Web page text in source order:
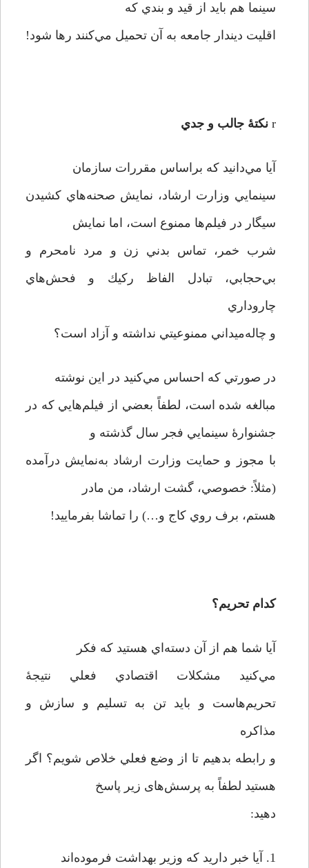
سينما هم بايد از قيد و بندي كه
اقليت ديندار جامعه به آن تحميل مي‌كنند رها شود!
r نكتۀ جالب و جدي
آيا مي‌دانيد كه براساس مقررات سازمان
سينمايي وزارت ارشاد، نمايش صحنه‌هاي كشيدن
سيگار در فيلم‌ها ممنوع است، اما نمايش
شرب خمر، تماس بدني زن و مرد نامحرم و
بي‌حجابي، تبادل الفاظ ركيك و فحش‌هاي
چاروداري
و چاله‌ميداني ممنوعيتي نداشته و آزاد است؟
در صورتي كه احساس مي‌كنيد در اين نوشته
مبالغه شده است، لطفاً بعضي از فيلم‌هايي كه در
جشنوارۀ سينمايي فجر سال گذشته و
با مجوز و حمايت وزارت ارشاد به‌نمايش درآمده
(مثلاً: خصوصي، گشت ارشاد، من مادر
هستم، برف روي كاج و…) را تماشا بفرماييد!
كدام تحريم؟
آيا شما هم از آن دسته‌اي هستيد كه فكر
مي‌كنيد مشكلات اقتصادي فعلي نتيجۀ
تحريم‌هاست و بايد تن به تسليم و سازش و
مذاكره
و رابطه بدهيم تا از وضع فعلي خلاص شويم؟ اگر
هستيد لطفاً به پرسش‌های زير پاسخ
دهيد:
1. آيا خبر داريد كه وزير بهداشت فرموده‌اند